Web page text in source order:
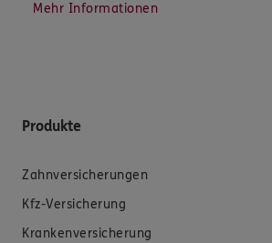
Mehr Informationen
Produkte
Zahnversicherungen
Kfz-Versicherung
Krankenversicherung